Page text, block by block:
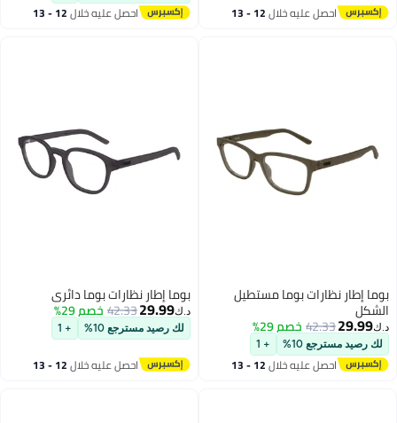
احصل عليه خلال 12 - 13 احصل عليه خلال 12 - 13
بوما إطار نظارات بوما مستطيل
الشكل
د.ك‏29.99
42.33خصم 29%
لك رصيد مسترجع 10% + 1
احصل عليه خلال 12 - 13
بوما إطار نظارات بوما دائري
د.ك‏29.99
42.33خصم 29%
لك رصيد مسترجع 10% + 1
احصل عليه خلال 12 - 13